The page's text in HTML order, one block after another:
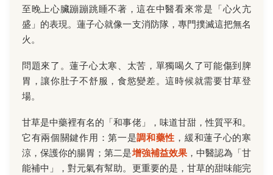
至晚上心臟蹦蹦跳睡不著，這在中醫看來常是「心火亢
盛」的表現。蓮子心就像一支消防隊，專門撲滅這把無名
火。
問題來了。蓮子心太寒、太苦，單獨喝久了可能傷到脾
胃，讓你肚子不舒服，食慾變差。這時候就需要甘草登
場。
甘草是中藥裡有名的「和事佬」，味道甘甜，性質平和。
它有兩個關鍵作用：第一是調和藥性 ，緩和蓮子心的寒
涼，保護你的腸胃；第二是增強補益效果，中醫認為「甘
能補中」，對元氣有幫助。更重要的是，甘草的甜味能完